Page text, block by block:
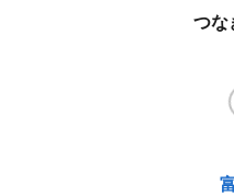
つな